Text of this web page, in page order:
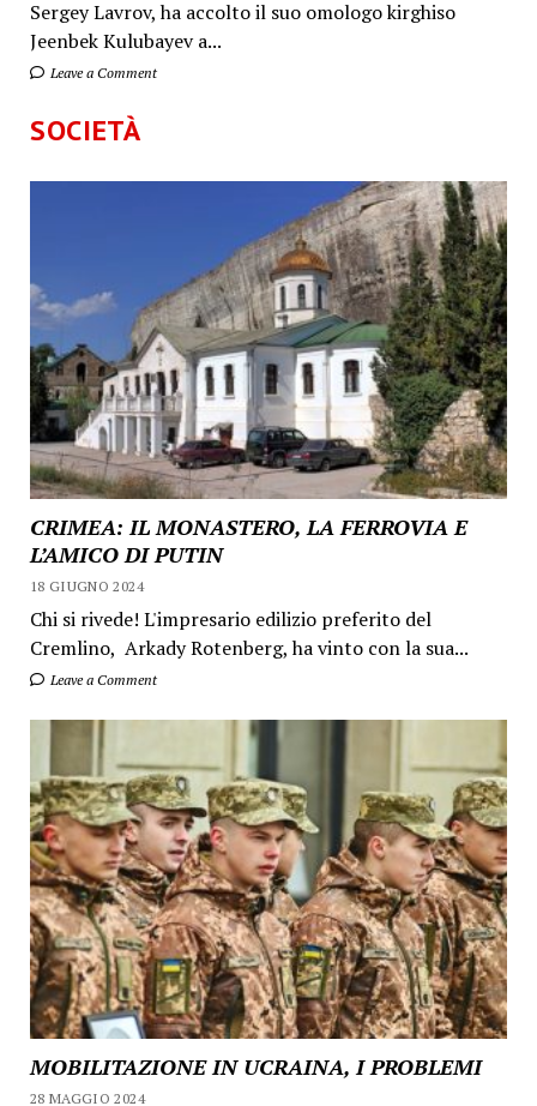
Sergey Lavrov, ha accolto il suo omologo kirghiso
Jeenbek Kulubayev a...
Leave a Comment
SOCIETÀ
CRIMEA: IL MONASTERO, LA FERROVIA E
L’AMICO DI PUTIN
18 GIUGNO 2024
Chi si rivede! L'impresario edilizio preferito del
Cremlino, Arkady Rotenberg, ha vinto con la sua...
Leave a Comment
MOBILITAZIONE IN UCRAINA, I PROBLEMI
28 MAGGIO 2024